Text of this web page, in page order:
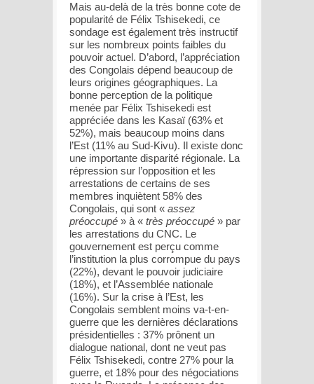
Mais au-delà de la très bonne cote de
popularité de Félix Tshisekedi, ce
sondage est également très instructif
sur les nombreux points faibles du
pouvoir actuel. D’abord, l’appréciation
des Congolais dépend beaucoup de
leurs origines géographiques. La
bonne perception de la politique
menée par Félix Tshisekedi est
appréciée dans les Kasaï (63% et
52%), mais beaucoup moins dans
l’Est (11% au Sud-Kivu). Il existe donc
une importante disparité régionale. La
répression sur l’opposition et les
arrestations de certains de ses
membres inquiètent 58% des
Congolais, qui sont « assez
préoccupé » à « très préoccupé » par
les arrestations du CNC. Le
gouvernement est perçu comme
l’institution la plus corrompue du pays
(22%), devant le pouvoir judiciaire
(18%), et l’Assemblée nationale
(16%). Sur la crise à l’Est, les
Congolais semblent moins va-t-en-
guerre que les dernières déclarations
présidentielles : 37% prônent un
dialogue national, dont ne veut pas
Félix Tshisekedi, contre 27% pour la
guerre, et 18% pour des négociations